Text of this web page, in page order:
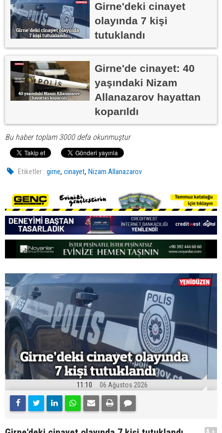
Girne'deki cinayet
olayında 7 kişi
tutuklandı
Girne'de cinayet: 40
yaşındaki Nizam
Allanazarov hayattan
koparıldı
Bu haber toplam 3000 defa okunmuştur
Etiketler : girne,cinayet,Nizam Allanazarov
11:10 06 Ağustos 2026